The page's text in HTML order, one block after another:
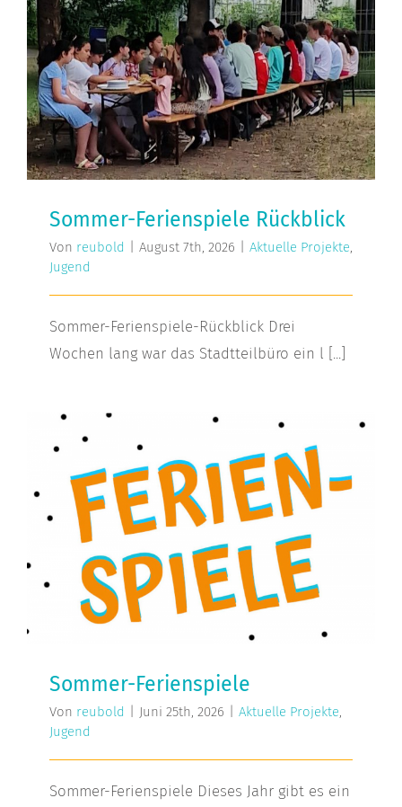
Sommer-Ferienspiele Rückblick
Sommer-Ferienspiele Rückblick
Von reubold August 7th, 2026 Aktuelle Projekte,
Jugend
Sommer-Ferienspiele-Rückblick Drei
Wochen lang war das Stadtteilbüro ein l [...]
Sommer-Ferienspiele
Sommer-Ferienspiele
Von reubold Juni 25th, 2026 Aktuelle Projekte,
Jugend
Sommer-Ferienspiele Dieses Jahr gibt es ein